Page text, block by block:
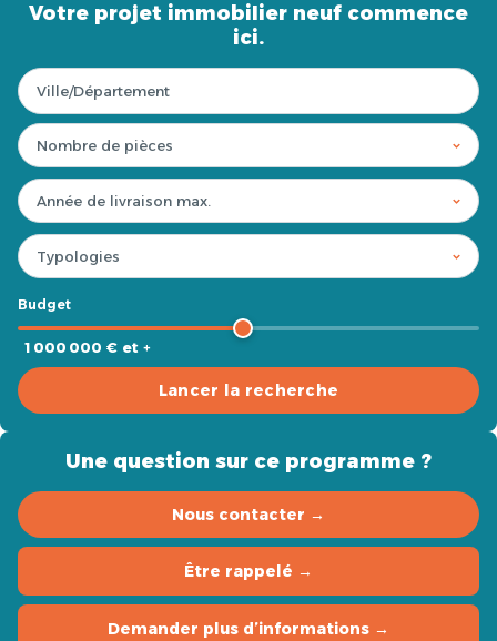
Votre projet immobilier neuf commence
ici.
Budget
1 000 000 € et +
Lancer la recherche
Une question sur ce programme ?
Nous contacter →
Être rappelé →
Demander plus d’informations →